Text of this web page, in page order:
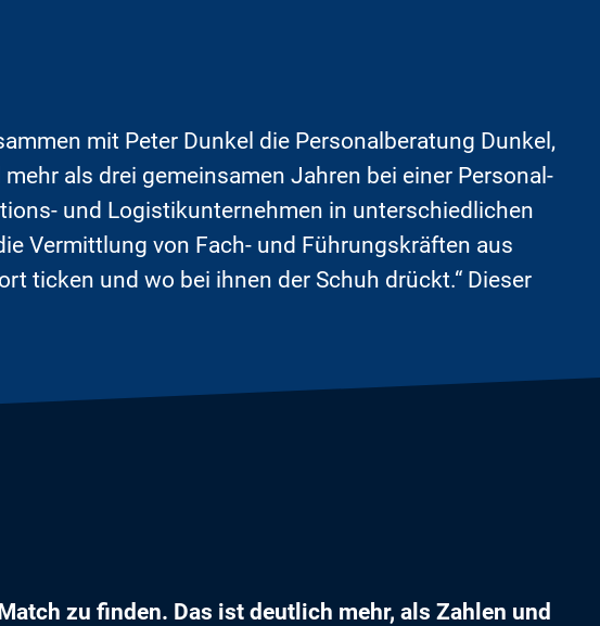
mit Peter Dunkel die Personalberatung Dunkel,
als drei gemeinsamen Jahren bei einer Personal-
und Logistikunternehmen in unterschiedlichen
Vermittlung von Fach- und Führungskräften aus
ticken und wo bei ihnen der Schuh drückt.“ Dieser
zu finden. Das ist deutlich mehr, als Zahlen und